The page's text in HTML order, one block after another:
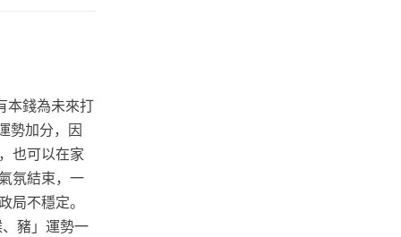
本錢為未來打
勢加分，因
也可以在家
氛結束，一
局不穩定。
豬」運勢一